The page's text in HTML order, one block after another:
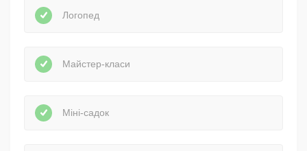
Логопед
Майстер-класи
Міні-садок